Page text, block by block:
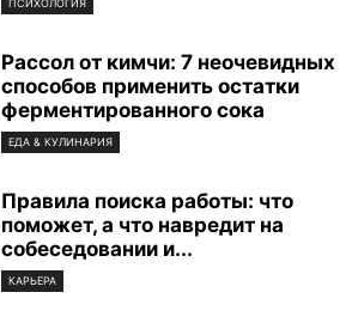
ПСИХОЛОГИЯ
Рассол от кимчи: 7 неочевидных
способов применить остатки
ферментированного сока
ЕДА & КУЛИНАРИЯ
Правила поиска работы: что
поможет, а что навредит на
собеседовании и...
КАРЬЕРА